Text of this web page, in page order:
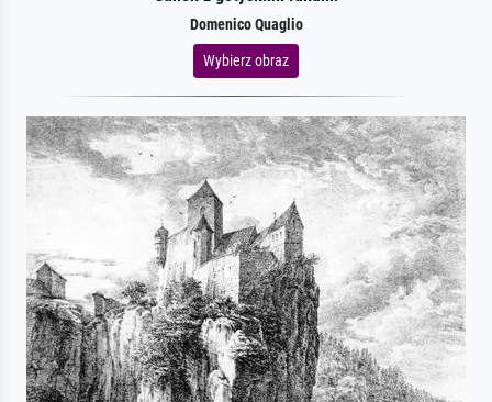
Domenico Quaglio
Wybierz obraz